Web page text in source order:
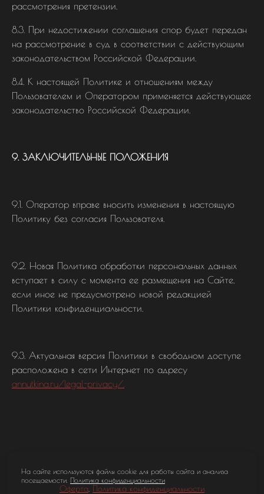
рассмотрения претензии.
8.3. При недостижении соглашения спор будет передан
на рассмотрение в суд в соответствии с действующим
законодательством Российской Федерации.
8.4. К настоящей Политике и отношениям между
Пользователем и Оператором применяется действующее
законодательство Российской Федерации.
9. ЗАКЛЮЧИТЕЛЬНЫЕ ПОЛОЖЕНИЯ
9.1. Оператор вправе вносить изменения в настоящую
Политику без согласия Пользователя.
9.2. Новая Политика обработки персональных данных
вступает в силу с момента ее размещения на Сайте,
если иное не предусмотрено новой редакцией
Политики конфиденциальности.
9.3. Актуальная версия Политики в свободном доступе
расположена в сети Интернет по адресу
annutkina.ru/legal-privacy/.
Оферта Политика конфиденциальности
На сайте используются файлы cookie для работы сайта и анализа
посещаемости. Политика конфиденциальности